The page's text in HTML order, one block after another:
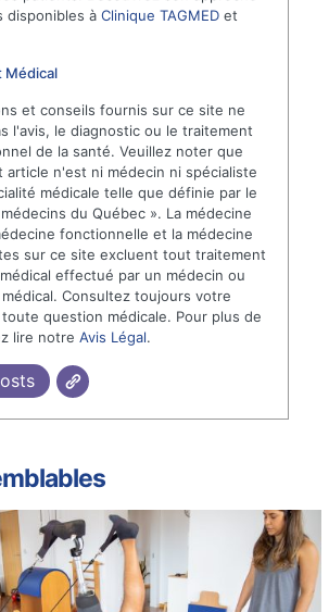
disponibles àClinique TAGMED et
Médical
et conseils fournis sur ce site ne
l'avis, le diagnostic ou le traitement
de la santé. Veuillez noter que
article n'est ni médecin ni spécialiste
médicale telle que définie par le
du Québec ». La médecine
fonctionnelle et la médecine
sur ce site excluent tout traitement
effectué par un médecin ou
Consultez toujours votre
question médicale. Pour plus de
lire notreAvis Légal.